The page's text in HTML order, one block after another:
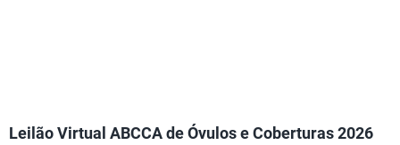
Leilão Virtual ABCCA de Óvulos e Coberturas 2026